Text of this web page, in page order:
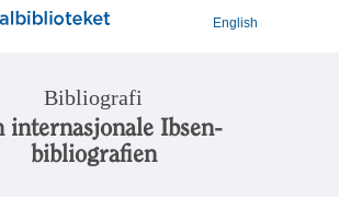
English
Bibliografi
internasjonale Ibsen-
bibliografien